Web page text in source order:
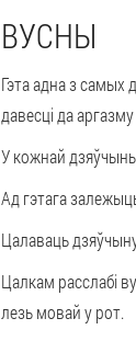
ВУСНЫ
Гэта адна з
давесці да
У кожнай
Ад гэтага
Цалаваць
Цалкам расслабі
лезь мовай у рот.